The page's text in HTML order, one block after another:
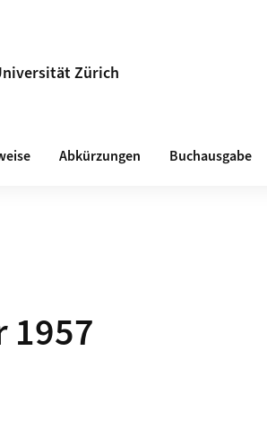
Zürich
Abkürzungen Buchausgabe
1957